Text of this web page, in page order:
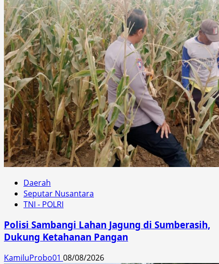
Daerah
Seputar Nusantara
TNI - POLRI
Polisi Sambangi Lahan Jagung di Sumberasih,
Dukung Ketahanan Pangan
KamiluProbo01 08/08/2026